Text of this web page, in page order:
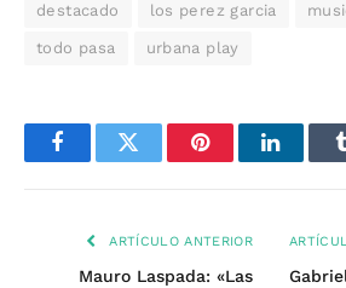
destacado los perez garcia
todo pasa urbana play
FacebookTwitter Pinterest
ARTÍCULO ANTERIOR
Mauro Laspada: «Las